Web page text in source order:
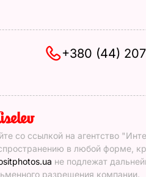
+380 (44)
со ссылкой на агентство
в любой форме,
не подлежат
разрешения компании.